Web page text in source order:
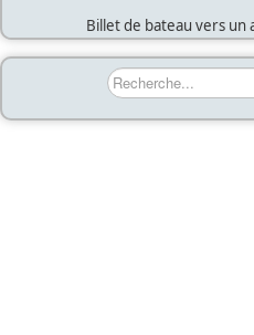
Billet de bateau vers un
Rechercher